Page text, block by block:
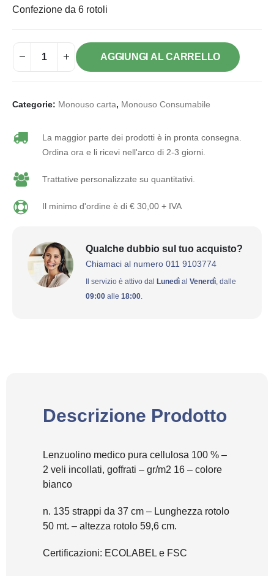
Confezione da 6 rotoli
AGGIUNGI AL CARRELLO
Categorie: Monouso carta, Monouso Consumabile
La maggior parte dei prodotti è in pronta consegna.
Ordina ora e li ricevi nell'arco di 2-3 giorni.
Trattative personalizzate su quantitativi.
Il minimo d'ordine è di € 30,00 + IVA
Qualche dubbio sul tuo acquisto?
Chiamaci al numero 011 9103774
Il servizio è attivo dal Lunedì al Venerdì, dalle
09:00 alle 18:00.
Descrizione Prodotto
Lenzuolino medico pura cellulosa 100 % –
2 veli incollati, goffrati – gr/m2 16 – colore
bianco
n. 135 strappi da 37 cm – Lunghezza rotolo
50 mt. – altezza rotolo 59,6 cm.
Certificazioni: ECOLABEL e FSC